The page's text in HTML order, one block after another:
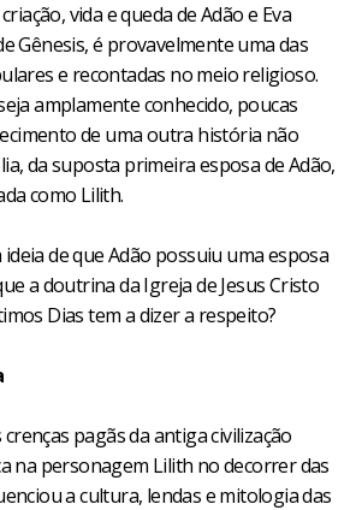
vida e queda de Adão e Eva
Gênesis, é provavelmente uma das
e recontadas no meio religioso.
amplamente conhecido, poucas
de uma outra história não
da suposta primeira esposa de Adão,
como Lilith.
de que Adão possuiu uma esposa
a doutrina da Igreja de Jesus Cristo
Dias tem a dizer a respeito?
pagãs da antiga civilização
na personagem Lilith no decorrer das
a cultura, lendas e mitologia das